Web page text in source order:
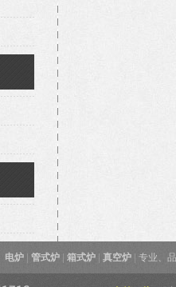
电炉 管式炉 箱式炉 真空炉 专业、